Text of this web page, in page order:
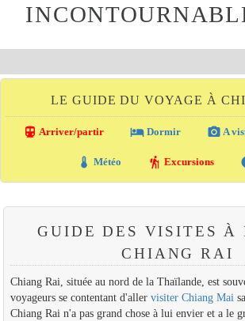
LE GUIDE DU VOYAGE À
directions_transit Arriver/partir local_hotel Dormir photo_camera A
thermostat Météo hiking Excursions
GUIDE DES VISITES À
CHIANG RAI
Chiang Rai, située au nord de la Thaïlande, est
voyageurs se contentant d'aller visiter Chiang Mai
Chiang Rai n'a pas grand chose à lui envier et a le